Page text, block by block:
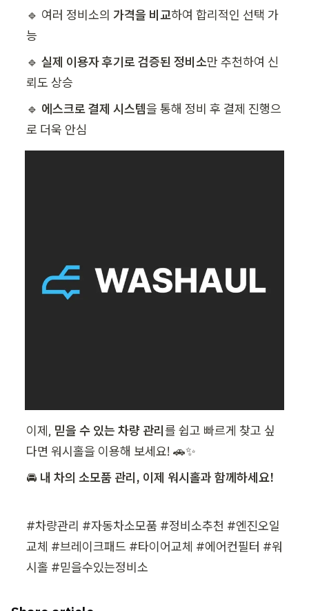
🔹 여러 정비소의 가격을 비교하여 합리적인 선택 가
능
🔹 실제 이용자 후기로 검증된 정비소만 추천하여 신
뢰도 상승
🔹 에스크로 결제 시스템을 통해 정비 후 결제 진행으
로 더욱 안심
이제, 믿을 수 있는 차량 관리를 쉽고 빠르게 찾고 싶
다면 워시홀을 이용해 보세요! 🚗✨
🚘 내 차의 소모품 관리, 이제 워시홀과 함께하세요!
#차량관리 #자동차소모품 #정비소추천 #엔진오일
교체 #브레이크패드 #타이어교체 #에어컨필터 #워
시홀 #믿을수있는정비소